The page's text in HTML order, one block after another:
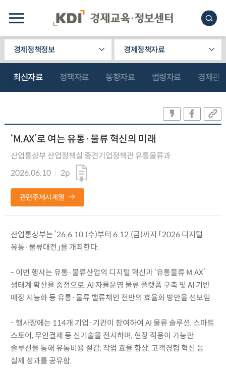
경제정책정보 경제정책자료
최신자료 정책자료 동향자료 법령자료 경제관
‘M.AX’로 여는 유통·물류 혁신의 미래
산업통상부 산업정책실 중견기업정책관 유통물류과
2026.06.10
2p
관련주제시계열
산업통상부는 ’26.6.10.(수)부터 6.12.(금)까지 「2026 디지털
유통·물류대전」을 개최한다.
- 이번 행사는 유통·물류산업의 디지털 혁신과 ‘유통물류 M.AX’
생태계 확산을 중점으로, AI 자율운영 물류 플랫폼 구축 및 AI 기반
매장 지능화 등 유통·물류 밸류체인 전반의 효율화 방안을 선보임.
- 행사장에는 114개 기업·기관이 참여하여 AI 물류 솔루션, 스마트
스토어, 무인결제 등 신기술을 전시하며, 현장 적용이 가능한
솔루션을 통해 유통비용 절감, 작업 효율 향상, 고객경험 혁신 등
실제 성과를 공유함.